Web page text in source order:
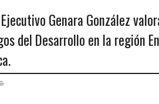
Genara González
del Desarrollo en la región